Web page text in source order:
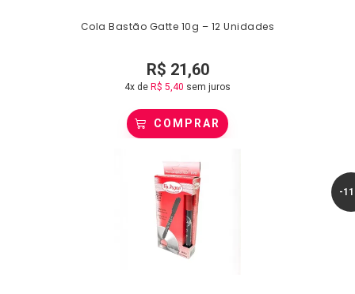
Cola Bastão Gatte 10g – 12 Unidades
R$ 21,60
4x de R$ 5,40 sem juros
COMPRAR
-